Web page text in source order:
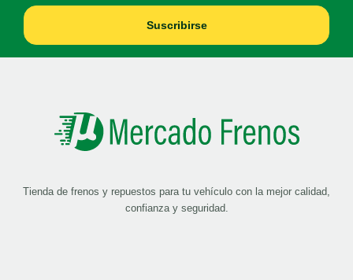
Suscribirse
Tienda de frenos y repuestos para tu vehículo con la mejor calidad,
confianza y seguridad.